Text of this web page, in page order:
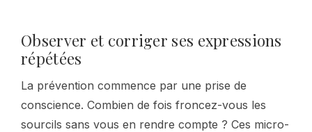
Observer et corriger ses expressions
répétées
La prévention commence par une prise de
conscience. Combien de fois froncez-vous les
sourcils sans vous en rendre compte ? Ces micro-